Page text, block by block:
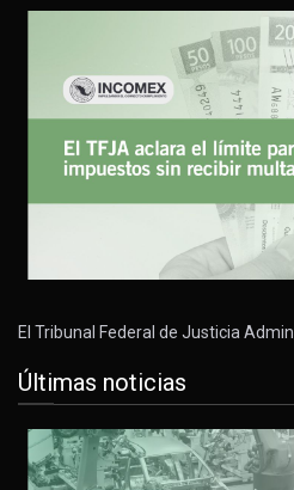
El Tribunal Federal de Justicia
Últimas noticias